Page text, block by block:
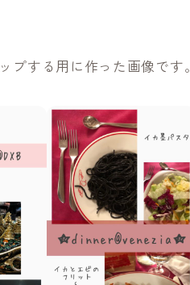
プする用に作った画像です。